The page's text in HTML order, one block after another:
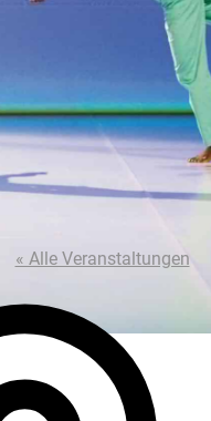
« Alle Veranstaltungen